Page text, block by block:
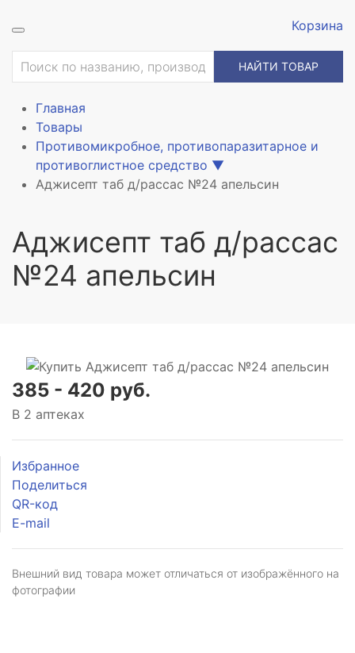
Корзина
НАЙТИ ТОВАР
Главная
Товары
Противомикробное, противопаразитарное и
противоглистное средство ▼
Аджисепт таб д/рассас №24 апельсин
Аджисепт таб д/рассас
№24 апельсин
385 - 420 руб.
В 2 аптеках
Избранное
Поделиться
QR-код
E-mail
Внешний вид товара может отличаться от изображённого на
фотографии